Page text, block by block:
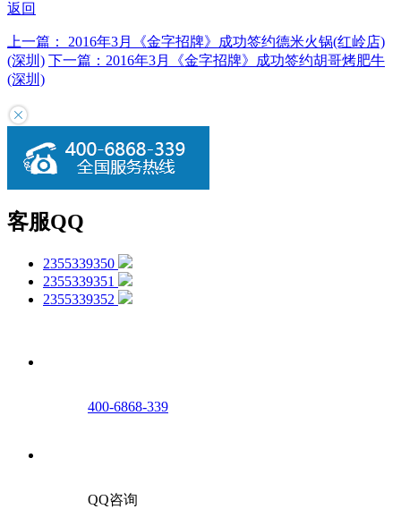
返回
上一篇： 2016年3月《金字招牌》成功签约德米火锅(红岭店)
(深圳) 下一篇：2016年3月《金字招牌》成功签约胡哥烤肥牛
(深圳)
客服QQ
2355339350
2355339351
2355339352
400-6868-339
QQ咨询